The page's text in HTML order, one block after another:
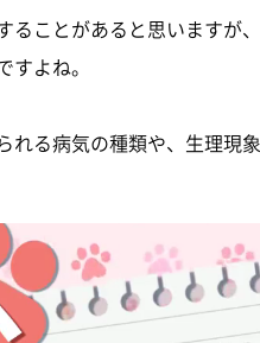
ることがあると思いますが
よね。
れる病気の種類や、生理現